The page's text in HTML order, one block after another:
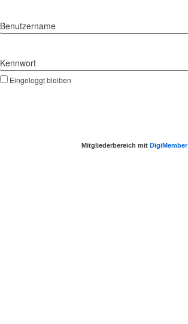
Benutzername
Kennwort
Eingeloggt bleiben
Mitgliederbereich mit DigiMember